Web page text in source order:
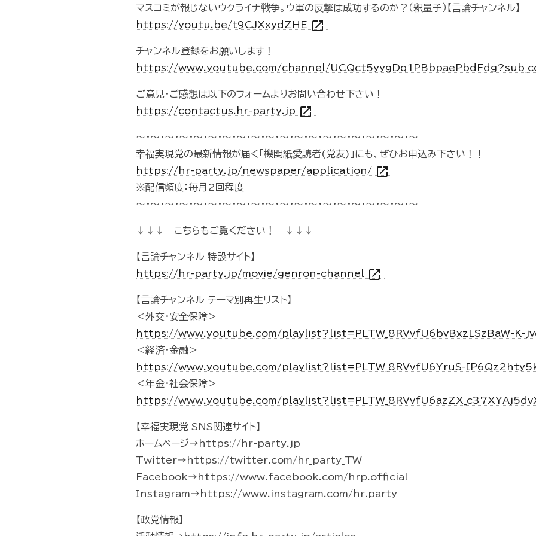
マスコミが報じないウクライナ戦争。ウ軍の反撃は成功するのか？（釈量子）【言論チャンネル】
https://youtu.be/t9CJXxydZHE open_in_new
チャンネル登録をお願いします！
https://www.youtube.com/channel/
ご意見・ご感想は以下のフォームよりお問い合わせ下さい！
https://contactus.hr-party.jp open_in_new
～・～・～・～・～・～・～・～・～・～・～・～・～・～・～・～・～・～・～・～
幸福実現党の最新情報が届く「機関紙愛読者(党友)」にも、ぜひお申込み下さい！！
https://hr-party.jp/newspaper/application/ open_in_new
※配信頻度：毎月2回程度
～・～・～・～・～・～・～・～・～・～・～・～・～・～・～・～・～・～・～・～
↓↓↓ こちらもご覧ください！ ↓↓↓
【言論チャンネル 特設サイト】
https://hr-party.jp/movie/genron-channel
open_in_new
【言論チャンネル テーマ別再生リスト】
＜外交・安全保障＞
https://www.youtube.com/playlist?list=PLTW_8RVvfU6bvBxzLSzBaW-K-
＜経済・金融＞
https://www.youtube.com/playlist?list=PLTW_8RVvfU6YruS-
＜年金・社会保障＞
https://www.youtube.com/
【幸福実現党 SNS関連サイト】
ホームページ→https://hr-party.jp
Twitter→https://twitter.com/hr_party_TW
Facebook→https://www.facebook.com/hrp.official
Instagram→https://www.instagram.com/hr.party
【政党情報】